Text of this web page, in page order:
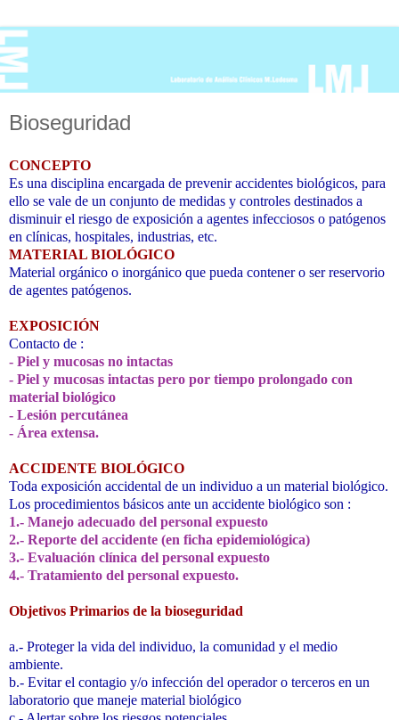
Bioseguridad
CONCEPTO
Es una disciplina encargada de prevenir accidentes biológicos, para
ello se vale de un conjunto de medidas y controles destinados a
disminuir el riesgo de exposición a agentes infecciosos o patógenos
en clínicas, hospitales, industrias, etc.
MATERIAL BIOLÓGICO
Material orgánico o inorgánico que pueda contener o ser reservorio
de agentes patógenos.
EXPOSICIÓN
Contacto de :
- Piel y mucosas no intactas
- Piel y mucosas intactas pero por tiempo prolongado con
material biológico
- Lesión percutánea
- Área extensa.
ACCIDENTE BIOLÓGICO
Toda exposición accidental de un individuo a un material biológico.
Los procedimientos básicos ante un accidente biológico son :
1.- Manejo adecuado del personal expuesto
2.- Reporte del accidente (en ficha epidemiológica)
3.- Evaluación clínica del personal expuesto
4.- Tratamiento del personal expuesto.
Objetivos Primarios de la bioseguridad
a.- Proteger la vida del individuo, la comunidad y el medio
ambiente.
b.- Evitar el contagio y/o infección del operador o terceros en un
laboratorio que maneje material biológico